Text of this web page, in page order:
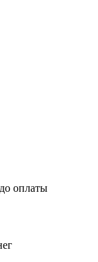
оплаты